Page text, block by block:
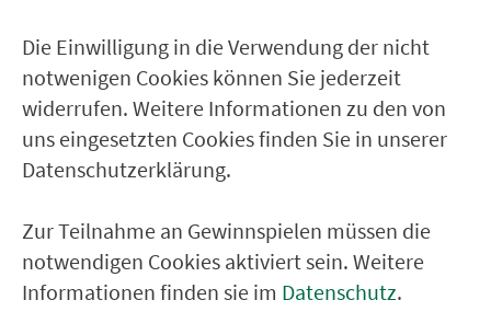
BELEGUNGSPROGNOSE
100%
0:00 6:00 12:00
Durchschnittliche Belegung an einem normalen
Werktag außerhalb der Ferienzeit.
(Angaben ohne Gewähr)
Die Einwilligung in die Verwendung der nicht
notwenigen Cookies können Sie jederzeit
widerrufen. Weitere Informationen zu den von
uns eingesetzten Cookies finden Sie in unserer
Datenschutzerklärung.
Zur Teilnahme an Gewinnspielen müssen die
notwendigen Cookies aktiviert sein. Weitere
Informationen finden sie im Datenschutz.